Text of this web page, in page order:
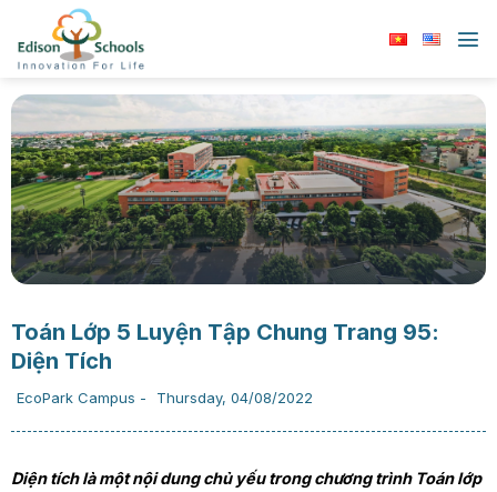
nội
Toán Lớp 5 Luyện Tập Chung Trang 95:
Diện Tích
EcoPark Campus - Thursday, 04/08/2022
Diện tích là một nội dung chủ yếu trong chương trình Toán lớp